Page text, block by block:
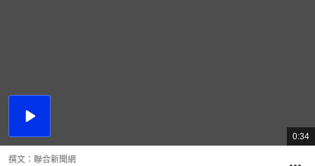
播
總
共
0:34
撰文： 聯合新聞網